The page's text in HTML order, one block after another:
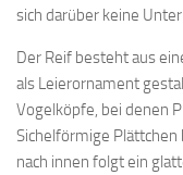
sich darüber keine
Der Reif besteht aus
als Leierornament
Vogelköpfe, bei denen
Sichelförmige Plättchen
nach innen folgt ein